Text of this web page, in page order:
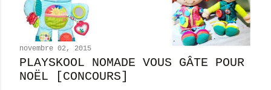
novembre 02, 2015
PLAYSKOOL NOMADE VOUS GÂTE POUR
NOËL [CONCOURS]